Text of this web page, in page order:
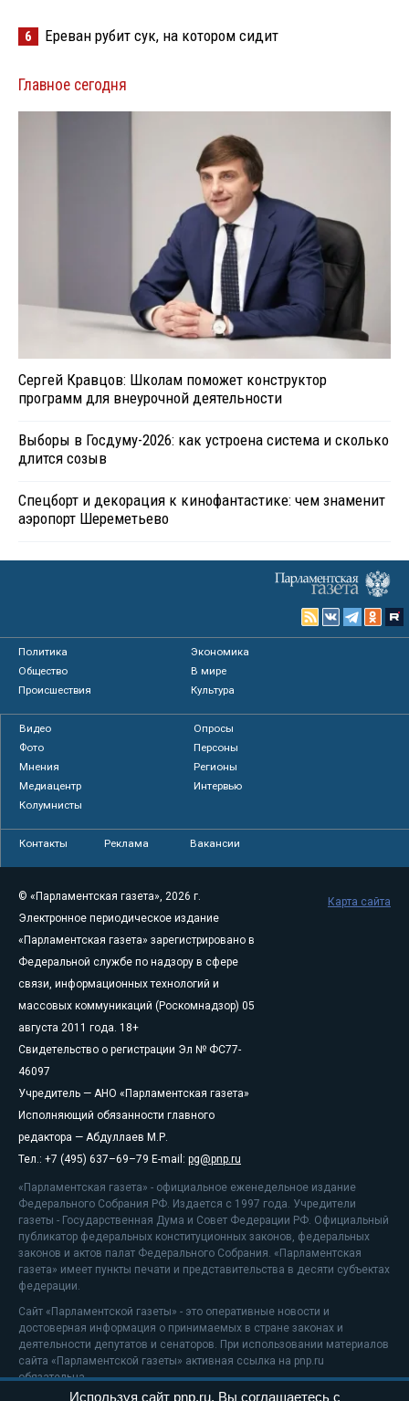
6 Ереван рубит сук, на котором сидит
Главное сегодня
Сергей Кравцов: Школам поможет конструктор
программ для внеурочной деятельности
Выборы в Госдуму-2026: как устроена система и сколько
длится созыв
Спецборт и декорация к кинофантастике: чем знаменит
аэропорт Шереметьево
Политика
Экономика
Общество
В мире
Происшествия
Культура
Видео
Опросы
Фото
Персоны
Мнения
Регионы
Медиацентр
Интервью
Колумнисты
Контакты Реклама Вакансии
© «Парламентская газета», 2026 г.
Электронное периодическое издание
«Парламентская газета» зарегистрировано в
Федеральной службе по надзору в сфере
связи, информационных технологий и
массовых коммуникаций (Роскомнадзор) 05
августа 2011 года. 18+
Свидетельство о регистрации Эл № ФС77-
46097
Учредитель — АНО «Парламентская газета»
Исполняющий обязанности главного
редактора — Абдуллаев М.Р.
Тел.: +7 (495) 637–69–79 E-mail: pg@pnp.ru
«Парламентская газета» - официальное еженедельное издание
Федерального Собрания РФ. Издается с 1997 года. Учредители
газеты - Государственная Дума и Совет Федерации РФ. Официальный
публикатор федеральных конституционных законов, федеральных
законов и актов палат Федерального Собрания. «Парламентская
газета» имеет пункты печати и представительства в десяти субъектах
федерации.
Сайт «Парламентской газеты» - это оперативные новости и
достоверная информация о принимаемых в стране законах и
деятельности депутатов и сенаторов. При использовании материалов
сайта «Парламентской газеты» активная ссылка на pnp.ru
обязательна.
Карта сайта
Используя сайт pnp.ru, Вы соглашаетесь с